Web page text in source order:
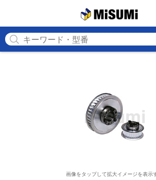
画像をタップして拡大イメージを表示